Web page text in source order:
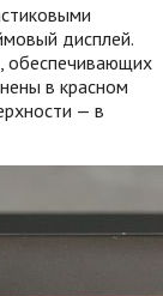
дисплей.
обеспечивающих
в красном
— в